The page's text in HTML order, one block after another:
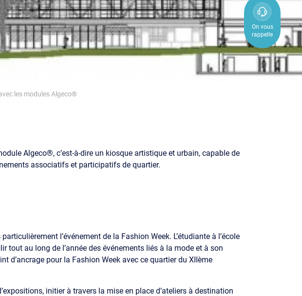
0800
850
800
On vous
rappelle
les modules Algeco®
Algeco®, c’est-à-dire un kiosque artistique et urbain, capable de
associatifs et participatifs de quartier.
l’événement de la Fashion Week. L’étudiante à l’école
au long de l’année des événements liés à la mode et à son
d’ancrage pour la Fashion Week avec ce quartier du XIIème
initier à travers la mise en place d’ateliers à destination